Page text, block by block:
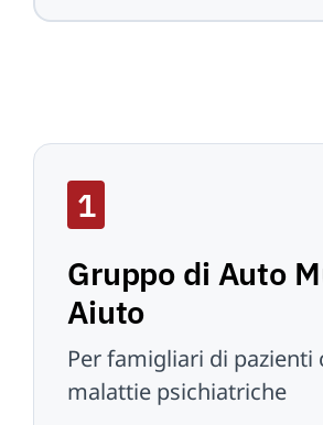
1
Gruppo di Auto
Aiuto
Per famigliari di pazienti
malattie psichiatriche